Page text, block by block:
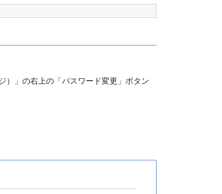
）」の右上の「パスワード変更」ボタン